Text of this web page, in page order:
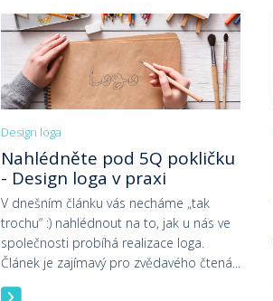
Design loga
Nahlédněte pod 5Q pokličku
- Design loga v praxi
V dnešním článku vás necháme „tak
trochu“ :) nahlédnout na to, jak u nás ve
společnosti probíhá realizace loga.
Článek je zajímavý pro zvědavého čtená...